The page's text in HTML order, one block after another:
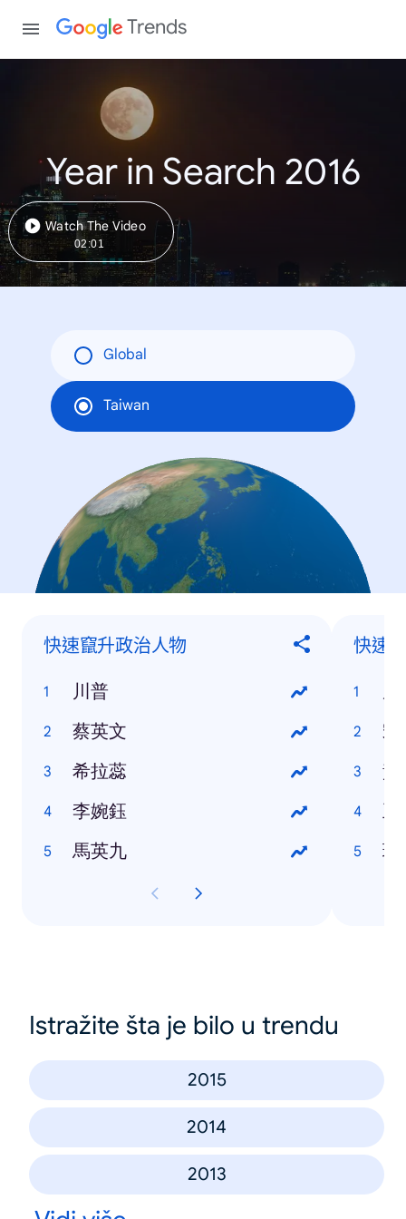
Trends
Year in Search 2016
Watch The Video
02:01
Global
Taiwan
快速竄升政治人物
川普
蔡英文
希拉蕊
李婉鈺
馬英九
快速
宋
黃
王
瑪
Istražite šta je bilo u trendu
2015
2014
2013